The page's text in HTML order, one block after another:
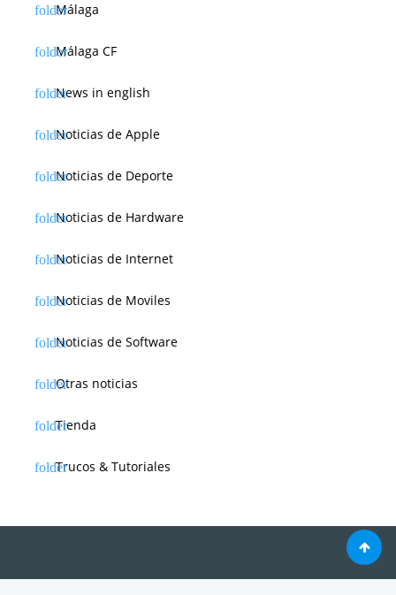
Málaga
Málaga CF
News in english
Noticias de Apple
Noticias de Deporte
Noticias de Hardware
Noticias de Internet
Noticias de Moviles
Noticias de Software
Otras noticias
Tienda
Trucos & Tutoriales